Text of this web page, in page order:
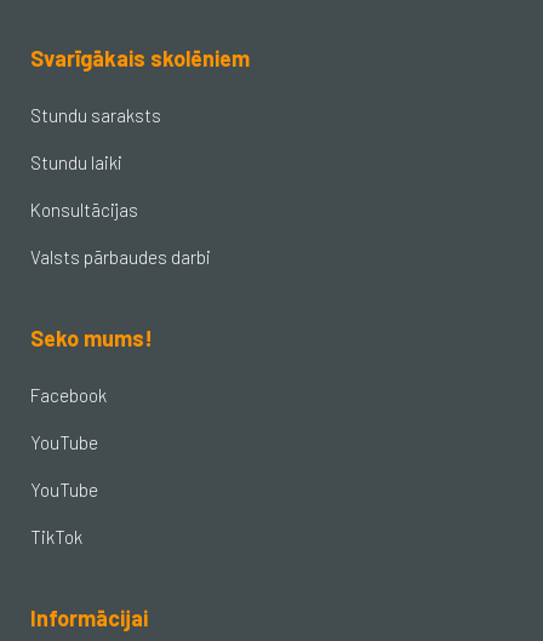
Svarīgākais skolēniem
Stundu saraksts
Stundu laiki
Konsultācijas
Valsts pārbaudes darbi
Seko mums!
Facebook
YouTube
YouTube
TikTok
Informācijai